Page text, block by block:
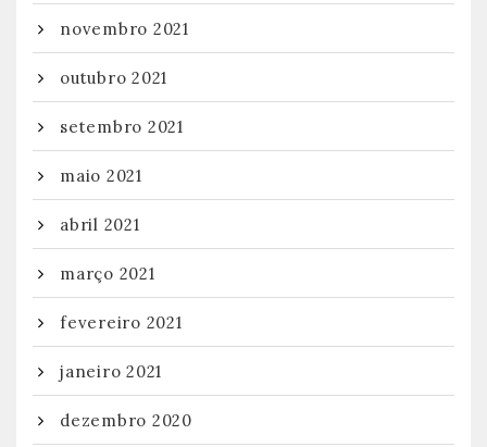
novembro 2021
outubro 2021
setembro 2021
maio 2021
abril 2021
março 2021
fevereiro 2021
janeiro 2021
dezembro 2020